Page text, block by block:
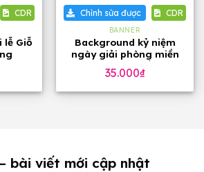
CDR
lễ Giỗ
Chỉnh sửa được CDR
BANNER
Background kỷ niệm
ngày giải phòng miền
35.000₫
bài viết mới cập nhật